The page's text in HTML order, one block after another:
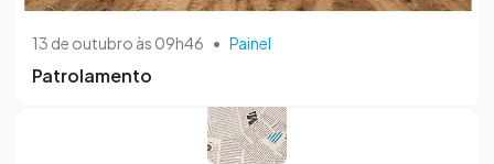
13 de outubro às 09h46 • Painel
Patrolamento